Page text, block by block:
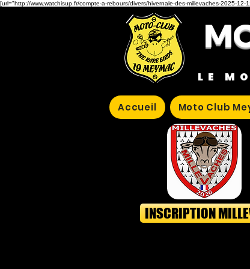
[url="http://www.watchisup.fr/compte-a-rebours/divers/hivernale-des-millevaches-2025-
LE
Accueil Moto Club
INSCRIPTION